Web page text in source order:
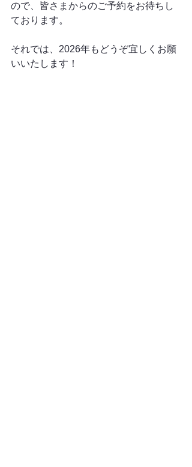
ので、皆さまからのご予約をお待ちし
ております。
それでは、2026年もどうぞ宜しくお願
いいたします！